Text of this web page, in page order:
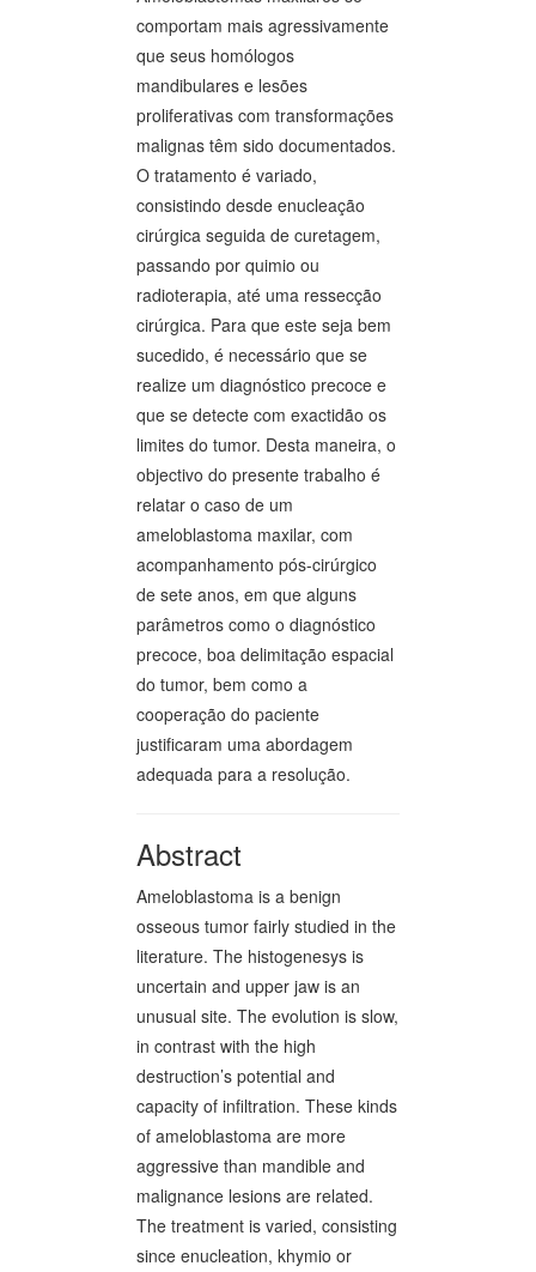
comportam mais agressivamente
que seus homólogos
mandibulares e lesões
proliferativas com transformações
malignas têm sido documentados.
O tratamento é variado,
consistindo desde enucleação
cirúrgica seguida de curetagem,
passando por quimio ou
radioterapia, até uma ressecção
cirúrgica. Para que este seja bem
sucedido, é necessário que se
realize um diagnóstico precoce e
que se detecte com exactidão os
limites do tumor. Desta maneira, o
objectivo do presente trabalho é
relatar o caso de um
ameloblastoma maxilar, com
acompanhamento pós-cirúrgico
de sete anos, em que alguns
parâmetros como o diagnóstico
precoce, boa delimitação espacial
do tumor, bem como a
cooperação do paciente
justificaram uma abordagem
adequada para a resolução.
Abstract
Ameloblastoma is a benign
osseous tumor fairly studied in the
literature. The histogenesys is
uncertain and upper jaw is an
unusual site. The evolution is slow,
in contrast with the high
destruction’s potential and
capacity of infiltration. These kinds
of ameloblastoma are more
aggressive than mandible and
malignance lesions are related.
The treatment is varied, consisting
since enucleation, khymio or